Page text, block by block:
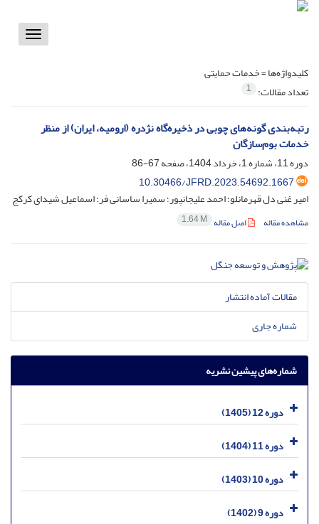
Toggle
کلیدواژه‌ها =خدمات حمایتی
تعداد مقالات: 1
رتبه‌بندی گونه‌های چوبی در ذخیره‌گاه نژدره (ارومیه، ایران) از منظر
خدمات بوم‌سازگان
دوره 11، شماره 1، خرداد 1404، صفحه
67-86
10.30466/JFRD.2023.54692.1667
امیر غنی دل قهرمانلو؛ احمد علیجانپور؛ سمیرا ساسانی فر؛ اسماعیل شیدای کرکج
مشاهده مقاله اصل مقاله 1.64 M
مقالات آماده انتشار
شماره جاری
شماره‌های پیشین نشریه
دوره 12 (1405)
دوره 11 (1404)
دوره 10 (1403)
دوره 9 (1402)